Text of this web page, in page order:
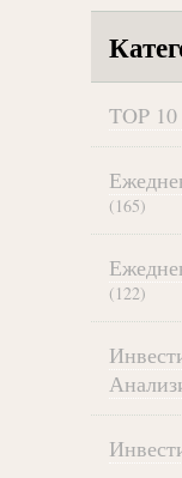
TOP
(165)
(122)